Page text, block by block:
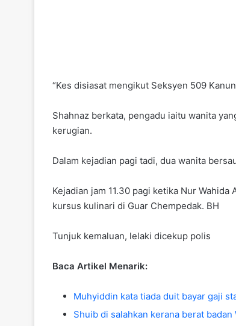
“Kes disiasat mengikut Seksyen 509
Shahnaz berkata, pengadu iaitu wanita
kerugian.
Dalam kejadian pagi tadi, dua wanita
Kejadian jam 11.30 pagi ketika Nur
kursus kulinari di Guar Chempedak. BH
Tunjuk kemaluan, lelaki dicekup polis
Baca Artikel Menarik:
Muhyiddin kata tiada duit bayar gaji
Shuib di salahkan kerana berat badan